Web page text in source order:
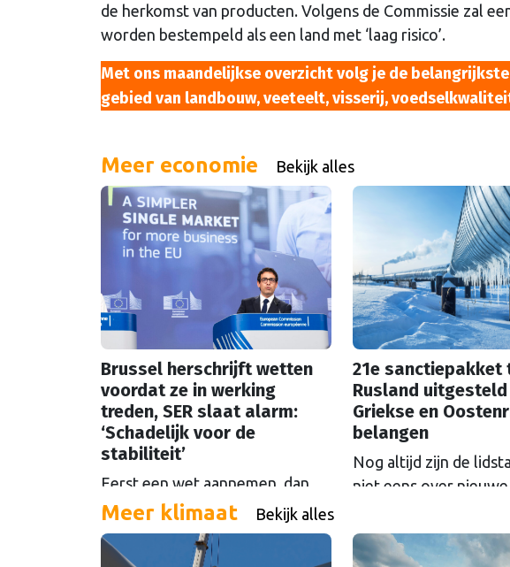
de herkomst van producten. Volgens de Commissie zal
worden bestempeld als een land met ‘laag risico’.
Met ons maandelijkse overzicht volg je de
gebied van landbouw, veeteelt, visserij,
Meer economie Bekijk alles
Brussel herschrijft wetten
voordat ze in werking
treden, SER slaat alarm:
‘Schadelijk voor de
stabiliteit’
Eerst een wet aannemen, dan
alweer uitkleden voordat hij
ingaat: het gebeurt steeds vaker
in Brussel. De SER slaat alarm,
21e sanctiepakket
Rusland
Griekse en
belangen
Nog altijd zijn de
niet eens over nieuwe
het pakket is met een
vooruitgeschoven,
Meer klimaat Bekijk alles